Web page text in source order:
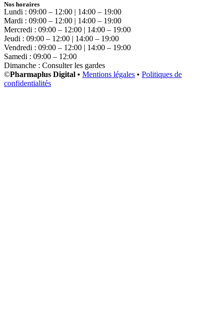
Nos horaires
Lundi : 09:00 – 12:00 | 14:00 – 19:00
Mardi : 09:00 – 12:00 | 14:00 – 19:00
Mercredi : 09:00 – 12:00 | 14:00 – 19:00
Jeudi : 09:00 – 12:00 | 14:00 – 19:00
Vendredi : 09:00 – 12:00 | 14:00 – 19:00
Samedi : 09:00 – 12:00
Dimanche : Consulter les gardes
©Pharmaplus Digital • Mentions légales • Politiques de
confidentialités